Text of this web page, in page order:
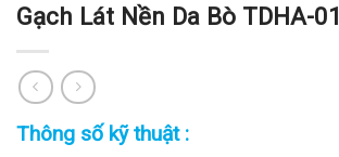
Gạch Lát Nền Da Bò TDHA-01
Thông số kỹ thuật :